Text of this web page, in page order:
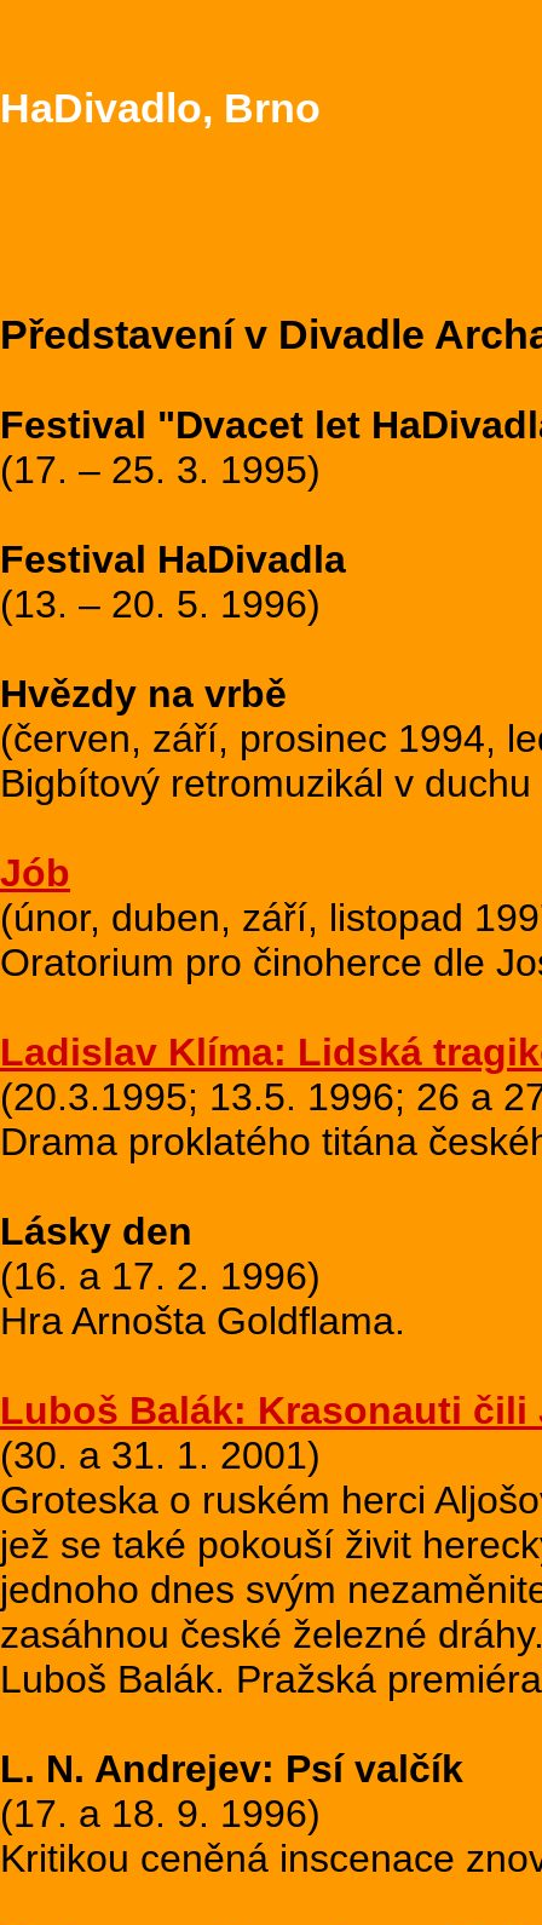
HaDivadlo, Brno
Představení v Divadle
Festival "Dvacet let
(17. – 25. 3. 1995)
Festival HaDivadla
(13. – 20. 5. 1996)
Hvězdy na vrbě
(červen, září, prosinec 1994,
Bigbítový retromuzikál v
Jób
(únor, duben, září, listopad
Oratorium pro činoherce dle
Ladislav Klíma: Lidská
(20.3.1995; 13.5. 1996; 26 a
Drama proklatého titána
Lásky den
(16. a 17. 2. 1996)
Hra Arnošta Goldflama.
Luboš Balák: Krasonauti
(30. a 31. 1. 2001)
Groteska o ruském herci
jež se také pokouší živit
jednoho dnes svým
zasáhnou české železné
Luboš Balák. Pražská
L. N. Andrejev: Psí valčík
(17. a 18. 9. 1996)
Kritikou ceněná inscenace